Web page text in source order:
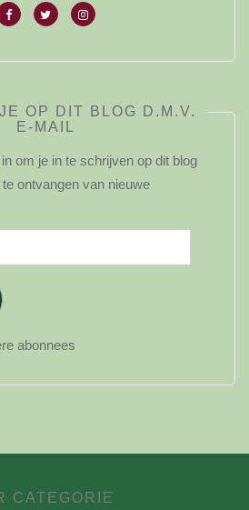
OP DIT BLOG D.M.V.
E-MAIL
om je in te schrijven op dit blog
ontvangen van nieuwe
abonnees
CATEGORIE